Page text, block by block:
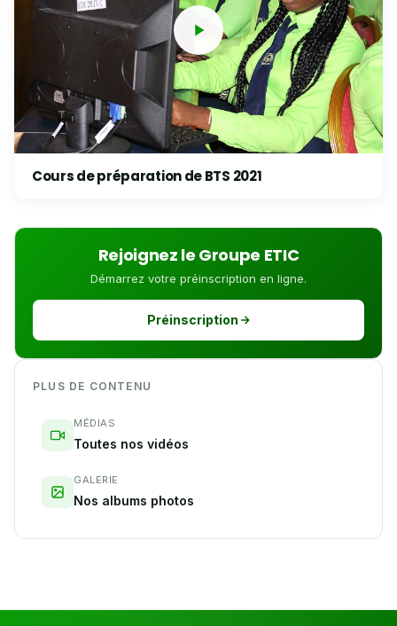
Cours de préparation de BTS 2021
Rejoignez le Groupe ETIC
Démarrez votre préinscription en ligne.
Préinscription
PLUS DE CONTENU
MÉDIAS
Toutes nos vidéos
GALERIE
Nos albums photos